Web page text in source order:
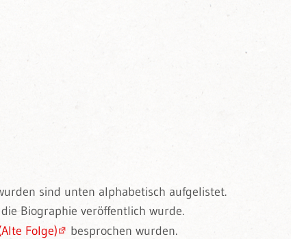
sind unten alphabetisch aufgelistet.
Biographie veröffentlich wurde.
Folge) besprochen wurden.